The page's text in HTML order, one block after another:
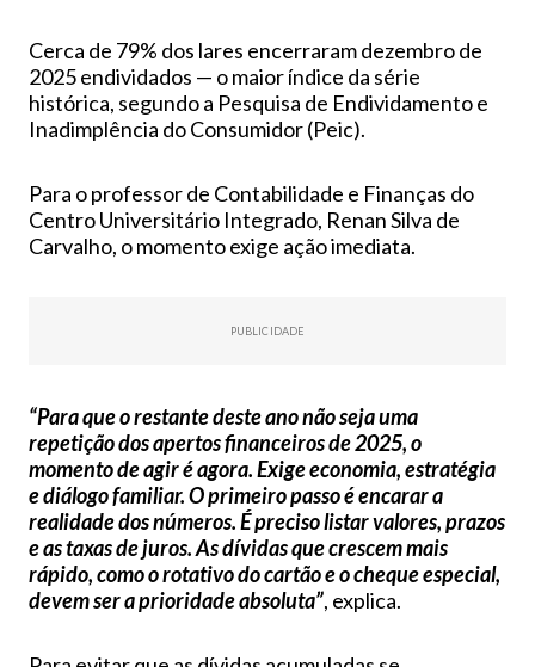
Cerca de 79% dos lares encerraram dezembro de
2025 endividados — o maior índice da série
histórica, segundo a Pesquisa de Endividamento e
Inadimplência do Consumidor (Peic).
Para o professor de Contabilidade e Finanças do
Centro Universitário Integrado, Renan Silva de
Carvalho, o momento exige ação imediata.
PUBLICIDADE
“Para que o restante deste ano não seja uma
repetição dos apertos financeiros de 2025, o
momento de agir é agora. Exige economia, estratégia
e diálogo familiar. O primeiro passo é encarar a
realidade dos números. É preciso listar valores, prazos
e as taxas de juros. As dívidas que crescem mais
rápido, como o rotativo do cartão e o cheque especial,
devem ser a prioridade absoluta”, explica.